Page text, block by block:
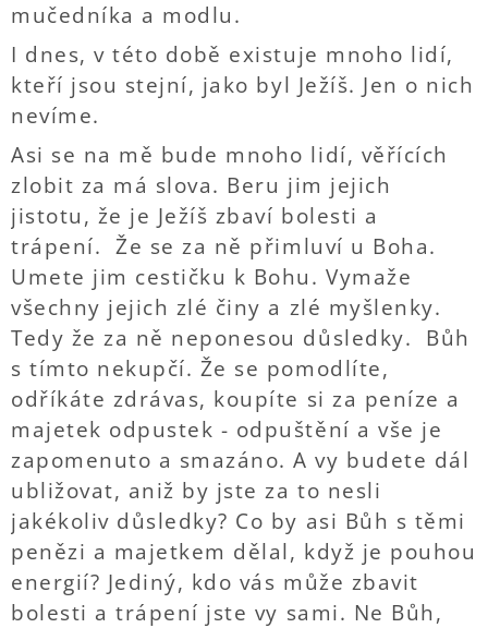
mučedníka a modlu.
I dnes, v této době existuje mnoho lidí,
kteří jsou stejní, jako byl Ježíš. Jen o nich
nevíme.
Asi se na mě bude mnoho lidí, věřících
zlobit za má slova. Beru jim jejich
jistotu, že je Ježíš zbaví bolesti a
trápení. Že se za ně přimluví u Boha.
Umete jim cestičku k Bohu. Vymaže
všechny jejich zlé činy a zlé myšlenky.
Tedy že za ně neponesou důsledky. Bůh
s tímto nekupčí. Že se pomodlíte,
odříkáte zdrávas, koupíte si za peníze a
majetek odpustek - odpuštění a vše je
zapomenuto a smazáno. A vy budete dál
ubližovat, aniž by jste za to nesli
jakékoliv důsledky? Co by asi Bůh s těmi
penězi a majetkem dělal, když je pouhou
energií? Jediný, kdo vás může zbavit
bolesti a trápení jste vy sami. Ne Bůh,